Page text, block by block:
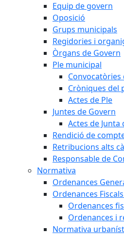
Equip de govern
Oposició
Grups municipals
Regidories i
Òrgans de Govern
Ple municipal
Convocatòries
Cròniques del
Actes de Ple
Juntes de Govern
Actes de Junta
Rendició de
Retribucions alts
Responsable de
Normativa
Ordenances
Ordenances
Ordenances
Ordenances i
Normativa